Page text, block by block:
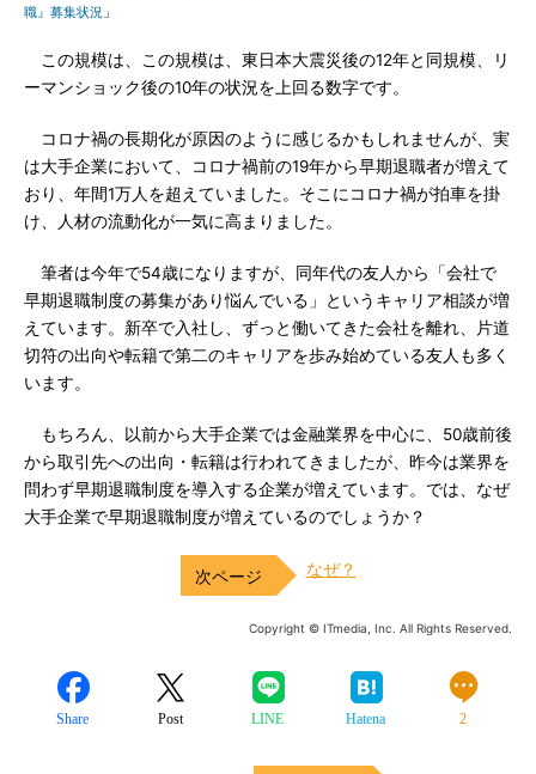
職』募集状況 」
この規模は、この規模は、東日本大震災後の12年と同規模、リ
ーマンショック後の10年の状況を上回る数字です。
コロナ禍の長期化が原因のように感じるかもしれませんが、実
は大手企業において、コロナ禍前の19年から早期退職者が増えて
おり、年間1万人を超えていました。そこにコロナ禍が拍車を掛
け、人材の流動化が一気に高まりました。
筆者は今年で54歳になりますが、同年代の友人から「会社で
早期退職制度の募集があり悩んでいる」というキャリア相談が増
えています。新卒で入社し、ずっと働いてきた会社を離れ、片道
切符の出向や転籍で第二のキャリアを歩み始めている友人も多く
います。
もちろん、以前から大手企業では金融業界を中心に、50歳前後
から取引先への出向・転籍は行われてきましたが、昨今は業界を
問わず早期退職制度を導入する企業が増えています。では、なぜ
大手企業で早期退職制度が増えているのでしょうか？
なぜ？
Copyright © ITmedia, Inc. All Rights Reserved.
Share Post LINE Hatena 2